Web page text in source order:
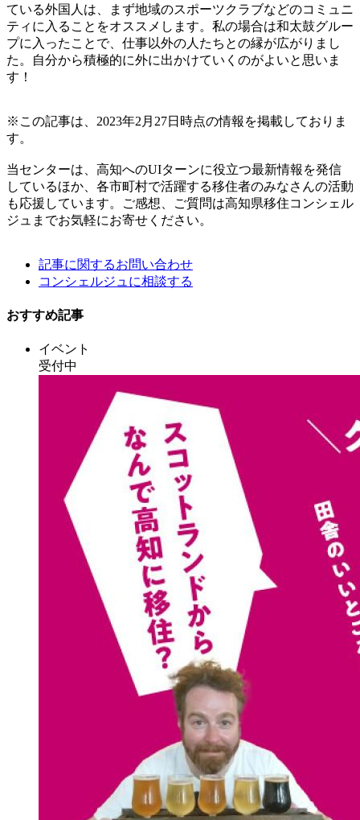
ている外国人は、まず地域のスポーツクラブなどのコミュニ
ティに入ることをオススメします。私の場合は和太鼓グルー
プに入ったことで、仕事以外の人たちとの縁が広がりまし
た。自分から積極的に外に出かけていくのがよいと思いま
す！
※この記事は、2023年2月27日時点の情報を掲載しておりま
す。
当センターは、高知へのUIターンに役立つ最新情報を発信
しているほか、各市町村で活躍する移住者のみなさんの活動
も応援しています。ご感想、ご質問は高知県移住コンシェル
ジュまでお気軽にお寄せください。
記事に関するお問い合わせ
コンシェルジュに相談する
おすすめ記事
イベント
受付中